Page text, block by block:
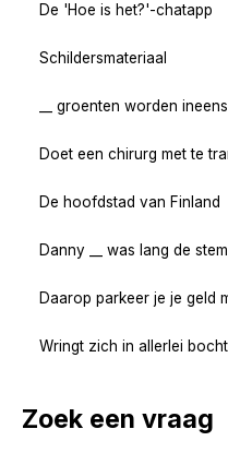
De 'Hoe is het?'-chatapp
Schildersmateriaal
__ groenten worden
Doet een chirurg met te
De hoofdstad van Finland
Danny __ was lang de
Daarop parkeer je je geld
Wringt zich in allerlei
Zoek een vraag